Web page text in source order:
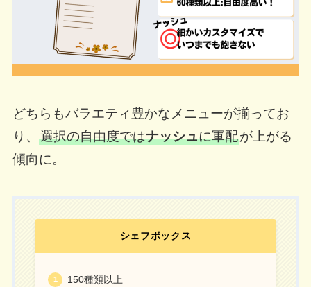
どちらもバラエティ豊かなメニューが揃ってお
り、 選択の自由度ではナッシュに軍配が上がる
傾向に。
シェフボックス
150種類以上